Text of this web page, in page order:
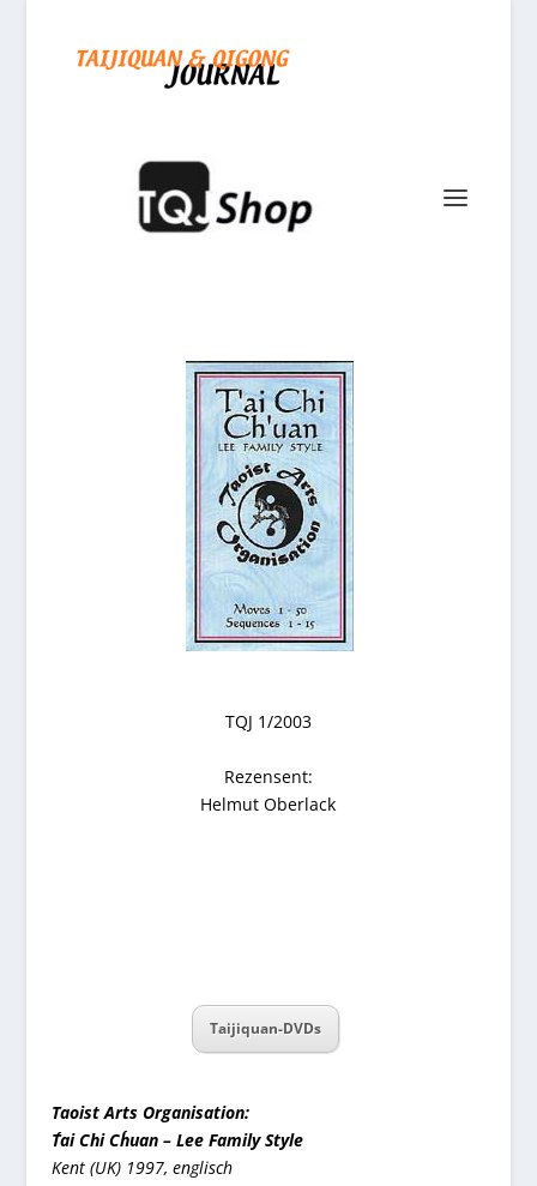
TQJ 1/2003
Rezensent:
Helmut Oberlack
Taijiquan-DVDs
Taoist Arts Organisation:
T´ai Chi Ch´uan – Lee Family Style
Kent (UK) 1997, englisch